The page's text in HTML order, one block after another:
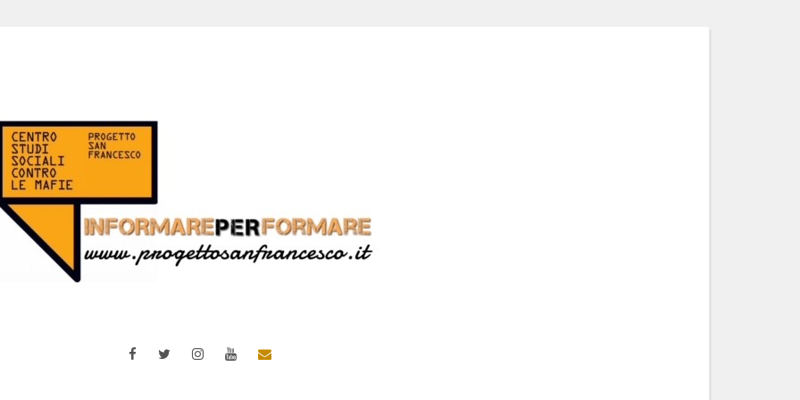
FacebookTwitterInstagramYouTubeEmail